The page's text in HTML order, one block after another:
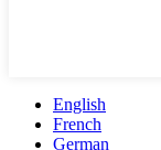
English
French
German